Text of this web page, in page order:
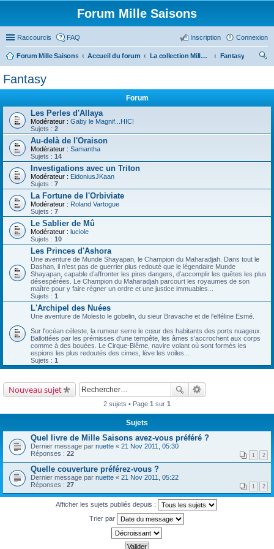
Forum Mille Saisons
Raccourcis FAQ Connexion
Inscription
Forum Mille Saisons Accueil du forum La collection Mille Saisons
Fantasy
Fantasy
Forum
Les Perles d'Allaya
Modérateur : Gaby le Magnif...HIC!
Sujets : 2
Au-delà de l'Oraison
Modérateur : Samantha
Sujets : 14
Investigations avec un Triton
Modérateur : EidoniusJKaan
Sujets : 7
La Fortune de l'Orbiviate
Modérateur : Roland Vartogue
Sujets : 7
Le Sablier de Mû
Modérateur : luciole
Sujets : 10
Les Princes d'Ashora
Une aventure de Munde Shayapan, le Champion du Maharadjah. Dans tout le
Dashan, il n’est pas de guerrier plus redouté que le légendaire Munde
Shayapan, capable d’affronter les pires dangers, d’accomplir les quêtes les plus
désespérées. Le Champion du Maharadjah parcourt les royaumes de son
maître pour y faire régner un ordre et une justice immuables...
Sujets : 1
L'Archipel des Nuées
Une aventure de Molesto le gobelin, du sieur Bravache et de l'elféline Esmé.
Sur l'océan céleste, la rumeur serre le cœur des habitants des ports nuageux.
Ballottées par les prémisses d'une tempête, les âmes s'accrochent aux corps
comme à des bouées. Le Cirque-Blême, navire volant où sont formés les
espions les plus redoutés des cimes, lève les voiles...
Sujets : 1
Nouveau sujet
2 sujets • Page 1 sur 1
Sujets
Quel livre de Mille Saisons avez-vous préféré ?
Dernier message par nuette « 21 Nov 2011, 05:30
Réponses : 22 1 2
Quelle couverture préférez-vous ?
Dernier message par nuette « 21 Nov 2011, 05:22
Réponses : 27 1 2
Afficher les sujets publiés depuis :
Trier par